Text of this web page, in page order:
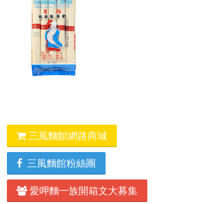
三風麵館網路商城
三風麵館粉絲團
愛呷麵一族開箱文大募集